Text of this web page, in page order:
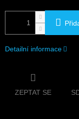
Detailní informace
ZEPTAT SE